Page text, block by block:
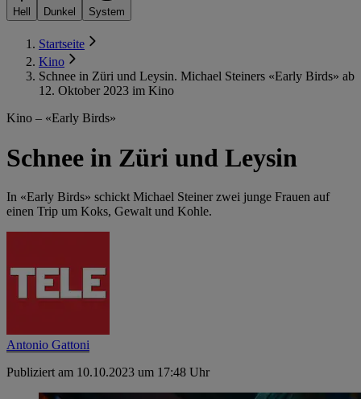
Hell Dunkel System
Startseite
Kino
Schnee in Züri und Leysin. Michael Steiners «Early Birds» ab
12. Oktober 2023 im Kino
Kino – «Early Birds»
Schnee in Züri und Leysin
In «Early Birds» schickt Michael Steiner zwei junge Frauen auf
einen Trip um Koks, Gewalt und Kohle.
Antonio Gattoni
Publiziert am 10.10.2023 um 17:48 Uhr